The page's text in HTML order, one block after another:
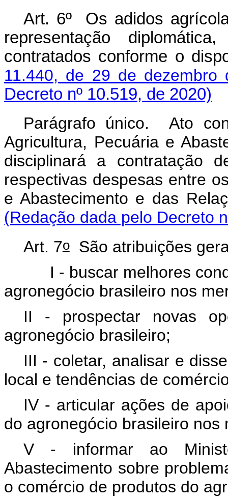
Art. 6º Os adidos
representação
contratados conforme o
11.440, de 29 de dezembro
Decreto nº 10.519, de 2020)
Parágrafo único. Ato
Agricultura, Pecuária e
disciplinará a contratação
respectivas despesas entre
e Abastecimento e das
(Redação dada pelo Decreto
Art. 7oSão atribuições
I - buscar melhores
agronegócio brasileiro nos
II - prospectar novas
agronegócio brasileiro;
III - coletar, analisar e
local e tendências de
IV - articular ações de
do agronegócio brasileiro
V - informar ao
Abastecimento sobre
o comércio de produtos do